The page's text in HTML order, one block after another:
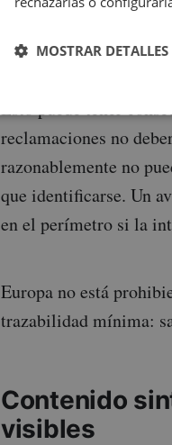
interfaces
información.
Esto puede tener
reclamaciones no
razonablemente no
que identificarse. Un
en el perímetro si la
Europa no está
trazabilidad mínima:
Contenido
visibles
MOSTRAR DETALLES